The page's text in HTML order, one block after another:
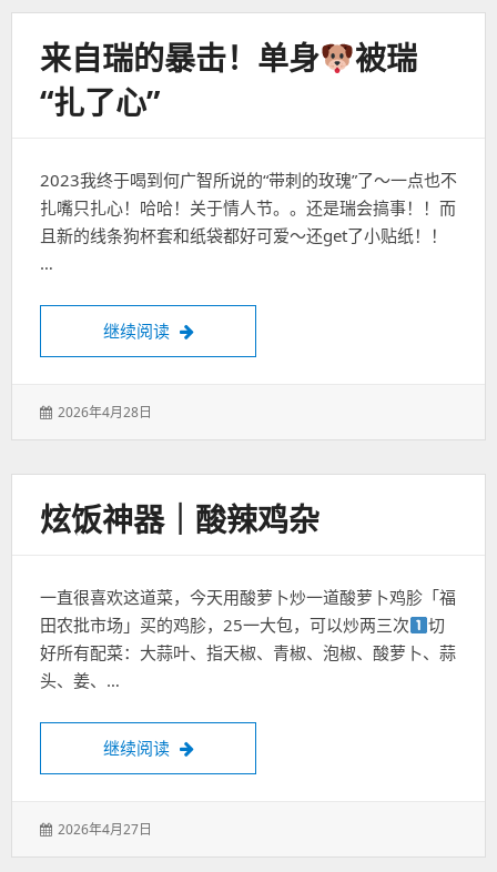
来自瑞的暴击！单身
被瑞
“扎了心”
2023我终于喝到何广智所说的“带刺的玫瑰”了～一点也不
扎嘴只扎心！哈哈！关于情人节。。还是瑞会搞事！！而
且新的线条狗杯套和纸袋都好可爱～还get了小贴纸！！
…
继续阅读 来自瑞的暴击！单身
发
2026年4月28日
炫饭神器｜酸辣鸡杂
一直很喜欢这道菜，今天用酸萝卜炒一道酸萝卜鸡胗「福
田农批市场」买的鸡胗，25一大包，可以炒两三次
切
好所有配菜：大蒜叶、指天椒、青椒、泡椒、酸萝卜、蒜
头、姜、…
继续阅读 炫饭神器｜酸辣鸡杂
发
2026年4月27日